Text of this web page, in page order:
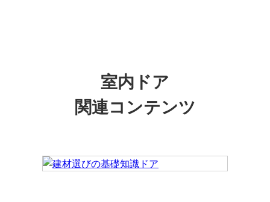
室内ドア
関連コンテンツ